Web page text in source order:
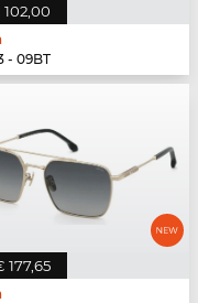
- 09BT
177,65